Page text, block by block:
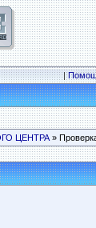
|
ЦЕНТРА»